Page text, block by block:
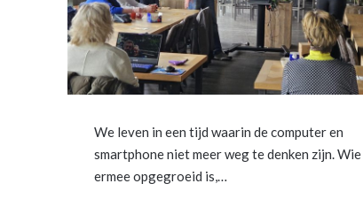
We leven in een tijd waarin de computer en
smartphone niet meer weg te denken zijn. Wie
ermee opgegroeid is,…